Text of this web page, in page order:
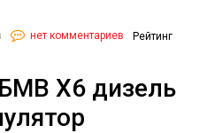
нет комментариев Рейтинг
Х6 дизель